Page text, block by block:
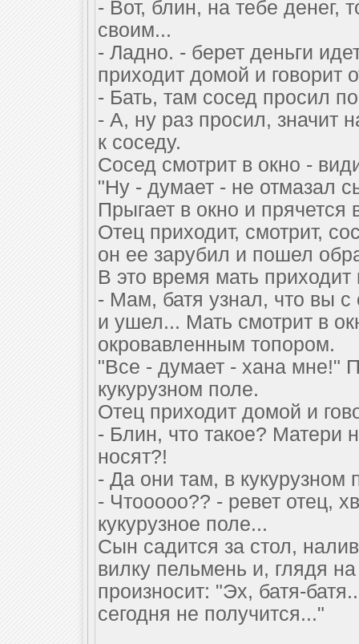
- Вот, блин, на тебе денег,
своим...
- Ладно. - берет деньги
приходит домой и говорит
- Бать, там сосед просил
- А, ну раз просил, значит
к соседу.
Сосед смотрит в окно -
"Ну - думает - не отмазал
Прыгает в окно и прячется
Отец приходит, смотрит,
он ее зарубил и пошел
В это время мать приходит
- Мам, батя узнал, что вы
и ушел... Мать смотрит в
окровавленным топором.
"Все - думает - хана мне!"
кукурузном поле.
Отец приходит домой и
- Блин, что такое? Матери
носят?!
- Да они там, в кукурузном
- Чтооооо?? - ревет отец,
кукурузное поле...
Сын садится за стол,
вилку пельмень и, глядя
произносит: "Эх, батя-
сегодня не получится..."